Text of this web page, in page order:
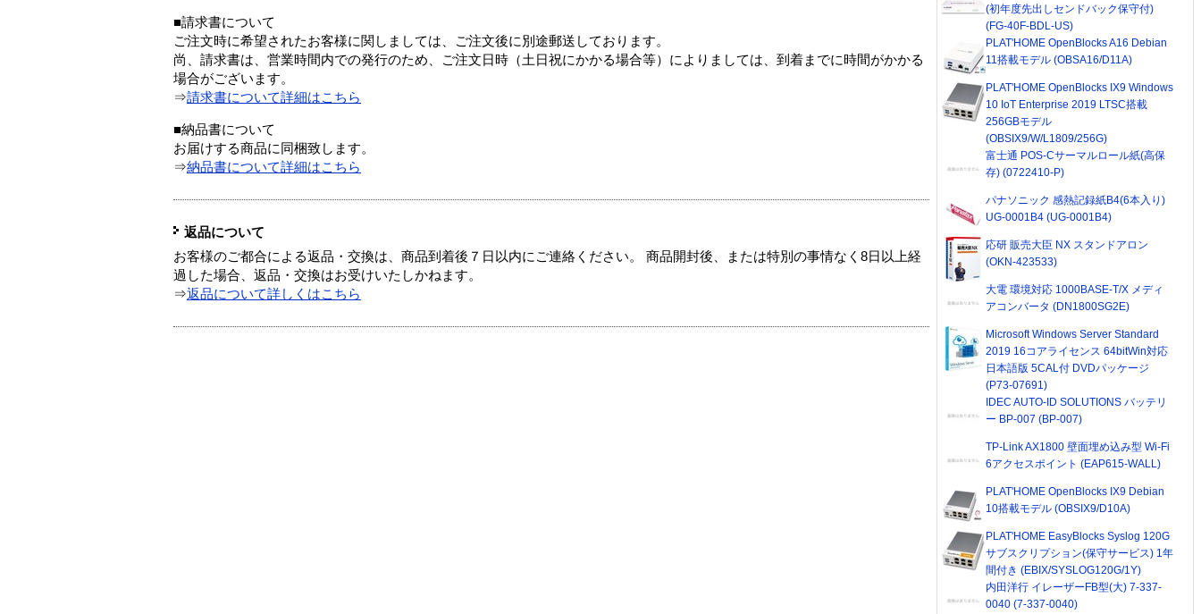
■請求書について
ご注文時に希望されたお客様に関しましては、ご注文後に別途郵送しております。
尚、請求書は、営業時間内での発行のため、ご注文日時（土日祝にかかる場合等）によりましては、到着までに時間がかかる
場合がございます。
⇒請求書について詳細はこちら
■納品書について
お届けする商品に同梱致します。
⇒納品書について詳細はこちら
返品について
お客様のご都合による返品・交換は、商品到着後７日以内にご連絡ください。 商品開封後、または特別の事情なく8日以上経
過した場合、返品・交換はお受けいたしかねます。
⇒返品について詳しくはこちら
(初年度先出しセンドバック保守付)
(FG-40F-BDL-US)
PLAT'HOME OpenBlocks A16 Debian
11搭載モデル (OBSA16/D11A)
PLAT'HOME OpenBlocks IX9 Windows
10 IoT Enterprise 2019 LTSC搭載
256GBモデル
(OBSIX9/W/L1809/256G)
富士通 POS-Cサーマルロール紙(高保
存) (0722410-P)
パナソニック 感熱記録紙B4(6本入り)
UG-0001B4 (UG-0001B4)
応研 販売大臣 NX スタンドアロン
(OKN-423533)
大電 環境対応 1000BASE-T/X メディ
アコンバータ (DN1800SG2E)
Microsoft Windows Server Standard
2019 16コアライセンス 64bitWin対応
日本語版 5CAL付 DVDパッケージ
(P73-07691)
IDEC AUTO-ID SOLUTIONS バッテリ
ー BP-007 (BP-007)
TP-Link AX1800 壁面埋め込み型 Wi-Fi
6アクセスポイント (EAP615-WALL)
PLAT'HOME OpenBlocks IX9 Debian
10搭載モデル (OBSIX9/D10A)
PLAT'HOME EasyBlocks Syslog 120G
サブスクリプション(保守サービス) 1年
間付き (EBIX/SYSLOG120G/1Y)
内田洋行 イレーザーFB型(大) 7-337-
0040 (7-337-0040)